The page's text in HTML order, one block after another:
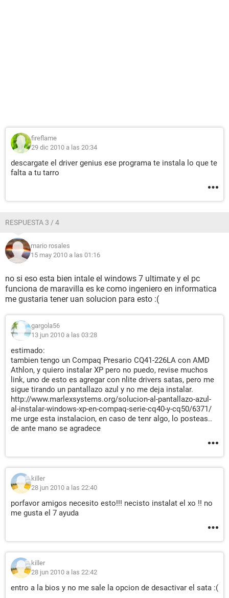
fireflame
29 dic 2010 a las 20:34
descargate el driver genius ese programa te instala lo que te
falta a tu tarro
RESPUESTA 3 / 4
mario rosales
15 may 2010 a las 01:16
no si eso esta bien intale el windows 7 ultimate y el pc
funciona de maravilla es ke como ingeniero en informatica
me gustaria tener uan solucion para esto :(
gargola56
13 jun 2010 a las 03:28
estimado:
tambien tengo un Compaq Presario CQ41-226LA con AMD
Athlon, y quiero instalar XP pero no puedo, revise muchos
link, uno de esto es agregar con nlite drivers satas, pero me
sigue tirando un pantallazo azul y no me deja instalar.
http://www.marlexsystems.org/solucion-al-pantallazo-azul-
al-instalar-windows-xp-en-compaq-serie-cq40-y-cq50/6371/
me urge esta instalacion, en caso de tenr algo, lo posteas..
de ante mano se agradece
killer
28 jun 2010 a las 22:40
porfavor amigos necesito esto!!! necisto instalat el xo !! no
me gusta el 7 ayuda
killer
28 jun 2010 a las 22:42
entro a la bios y no me sale la opcion de desactivar el sata :(